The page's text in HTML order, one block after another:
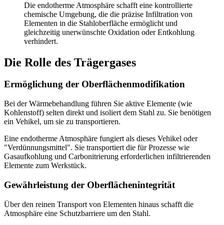
Die endotherme Atmosphäre schafft eine kontrollierte
chemische Umgebung, die die präzise Infiltration von
Elementen in die Stahloberfläche ermöglicht und
gleichzeitig unerwünschte Oxidation oder Entkohlung
verhindert.
Die Rolle des Trägergases
Ermöglichung der Oberflächenmodifikation
Bei der Wärmebehandlung führen Sie aktive Elemente (wie
Kohlenstoff) selten direkt und isoliert dem Stahl zu. Sie benötigen
ein Vehikel, um sie zu transportieren.
Eine endotherme Atmosphäre fungiert als dieses Vehikel oder
"Verdünnungsmittel". Sie transportiert die für Prozesse wie
Gasaufkohlung und Carbonitrierung erforderlichen infiltrierenden
Elemente zum Werkstück.
Gewährleistung der Oberflächenintegrität
Über den reinen Transport von Elementen hinaus schafft die
Atmosphäre eine Schutzbarriere um den Stahl.